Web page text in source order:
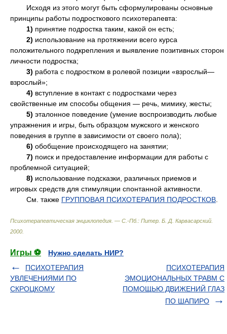
Исходя из этого могут быть сформулированы основные
принципы работы подросткового психотерапевта:
1) принятие подростка таким, какой он есть;
2) использование на протяжении всего курса
положительного подкрепления и выявление позитивных сторон
личности подростка;
3) работа с подростком в ролевой позиции «взрослый—
взрослый»;
4) вступление в контакт с подростками через
свойственные им способы общения — речь, мимику, жесты;
5) эталонное поведение (умение воспроизводить любые
упражнения и игры, быть образцом мужского и женского
поведения в группе в зависимости от своего пола);
6) обобщение происходящего на занятии;
7) поиск и предоставление информации для работы с
проблемной ситуацией;
8) использование подсказки, различных приемов и
игровых средств для стимуляции спонтанной активности.
См. также ГРУППОВАЯ ПСИХОТЕРАПИЯ ПОДРОСТКОВ
Психотерапевтическая энциклопедия. — С.-Пб.: Питер Б. Д. Карвасарский
2000
Игры ⚽
Нужно сделать НИР?
ПСИХОТЕРАПИЯ
УВЛЕЧЕНИЯМИ ПО
СКРОЦКОМУ
ПСИХОТЕРАПИЯ
ЭМОЦИОНАЛЬНЫХ ТРАВМ С
ПОМОЩЬЮ ДВИЖЕНИЙ ГЛАЗ
ПО ШАПИРО